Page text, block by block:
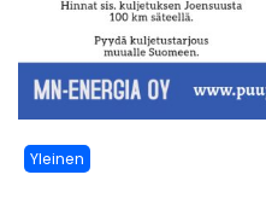
Yleinen